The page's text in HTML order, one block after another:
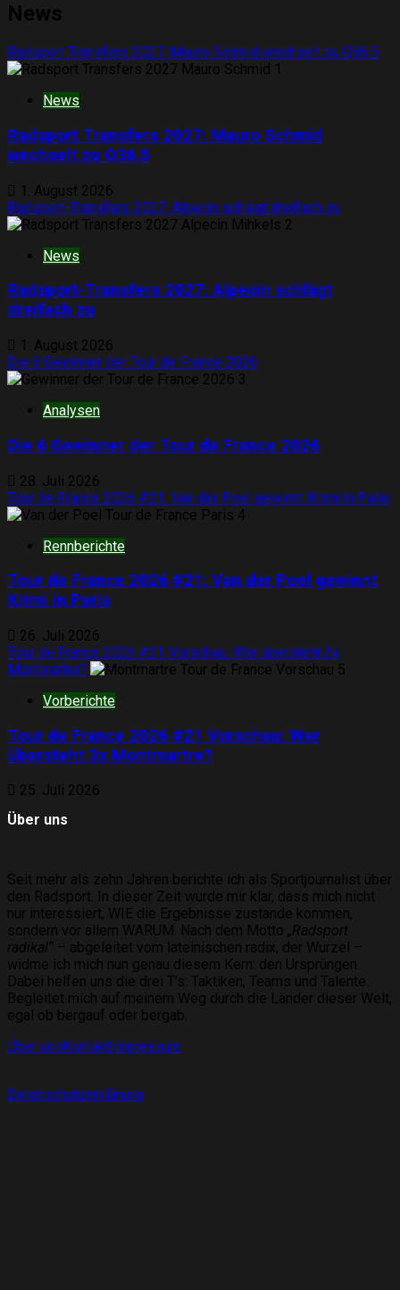
News
Radsport Transfers 2027: Mauro Schmid wechselt zu Q36.5
1
News
Radsport Transfers 2027: Mauro Schmid
wechselt zu Q36.5
1. August 2026
Radsport-Transfers 2027: Alpecin schlägt dreifach zu
2
News
Radsport-Transfers 2027: Alpecin schlägt
dreifach zu
1. August 2026
Die 6 Gewinner der Tour de France 2026
3
Analysen
Die 6 Gewinner der Tour de France 2026
28. Juli 2026
Tour de France 2026 #21: Van der Poel gewinnt Krimi in Paris
4
Rennberichte
Tour de France 2026 #21: Van der Poel gewinnt
Krimi in Paris
26. Juli 2026
Tour de France 2026 #21 Vorschau: Wer übersteht 3x
Montmartre?
5
Vorberichte
Tour de France 2026 #21 Vorschau: Wer
übersteht 3x Montmartre?
25. Juli 2026
Über uns
Seit mehr als zehn Jahren berichte ich als Sportjournalist über
den Radsport. In dieser Zeit wurde mir klar, dass mich nicht
nur interessiert, WIE die Ergebnisse zustande kommen,
sondern vor allem WARUM. Nach dem Motto „Radsport
radikal“ – abgeleitet vom lateinischen radix, der Wurzel –
widme ich mich nun genau diesem Kern: den Ursprüngen.
Dabei helfen uns die drei T’s: Taktiken, Teams und Talente.
Begleitet mich auf meinem Weg durch die Länder dieser Welt,
egal ob bergauf oder bergab.
Über unsKontaktImpressum
Datenschutzerklärung